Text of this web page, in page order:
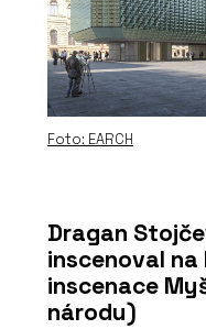
Foto: EARCH
Dragan
inscenoval na
inscenace
národu)